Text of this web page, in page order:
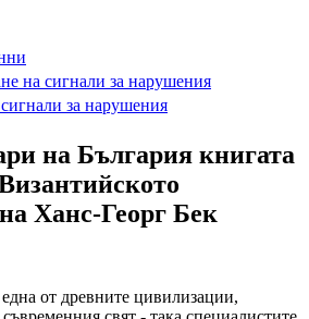
на сигнали за нарушения
за нарушения
на България книгата
Ханс-Георг Бек
от древните цивилизации,